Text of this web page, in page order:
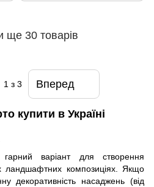
ще 30 товарів
1 з 3 Вперед
купити в Україні
гарний варіант для створення
ландшафтних композиціях. Якщо
декоративність насаджень (від